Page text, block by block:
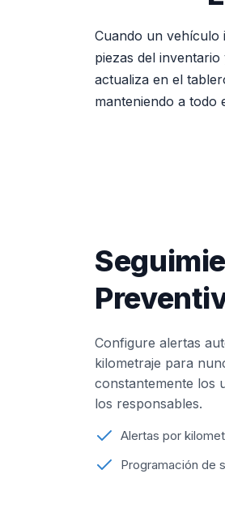
Cuando un vehículo
piezas del
actualiza en el
manteniendo a todo
Configure alertas
kilometraje para
constantemente los
los responsables.
Alertas por
Programación de